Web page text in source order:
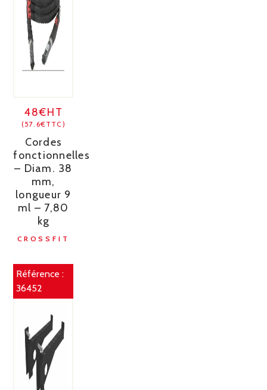
48€HT
(57.6€TTC)
Cordes
fonctionnelles
– Diam. 38
mm,
longueur 9
ml – 7,80
kg
CROSSFIT
Référence :
36452